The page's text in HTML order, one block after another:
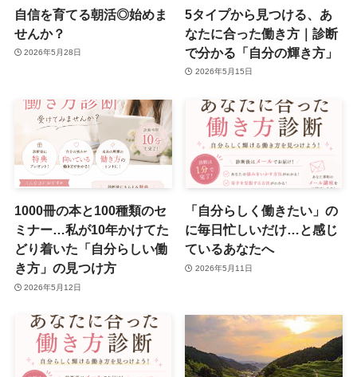
自信を育てる朝活◎始めま
せんか？
2026年5月28日
5タイプから見つける、あ
なたに合った働き方｜診断
で分かる「自分の輝き方」
2026年5月15日
1000冊の本と100種類のセ
ミナー…私が10年かけてた
どり着いた「自分らしい働
き方」の見つけ方
2026年5月12日
「自分らしく働きたい」の
に毎日忙しいだけ…と感じ
ているあなたへ
2026年5月11日